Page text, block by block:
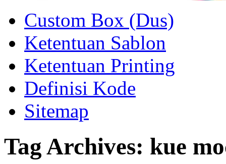
Custom Box (Dus)
Ketentuan Sablon
Ketentuan Printing
Definisi Kode
Sitemap
Tag Archives: kue